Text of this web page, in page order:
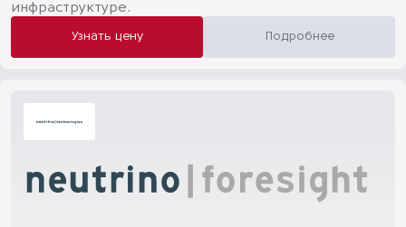
инфраструктуре.
Узнать цену Подробнее